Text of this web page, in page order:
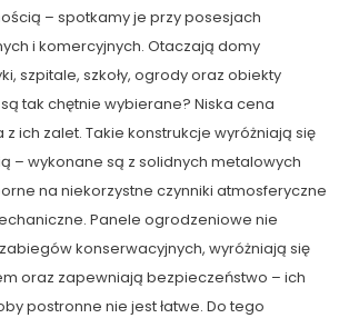
– spotkamy je przy posesjach
i komercyjnych. Otaczają domy
szpitale, szkoły, ogrody oraz obiekty
tak chętnie wybierane? Niska cena
ich zalet. Takie konstrukcje wyróżniają się
– wykonane są z solidnych metalowych
na niekorzystne czynniki atmosferyczne
Panele ogrodzeniowe nie
konserwacyjnych, wyróżniają się
oraz zapewniają bezpieczeństwo – ich
postronne nie jest łatwe. Do tego